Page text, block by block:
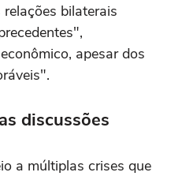
bilaterais
apesar dos
discussões
a múltiplas crises que